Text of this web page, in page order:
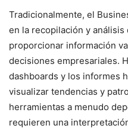
Tradicionalmente, el
en la recopilación y
proporcionar información
decisiones empresariales.
dashboards y los informes
visualizar tendencias y
herramientas a menudo
requieren una